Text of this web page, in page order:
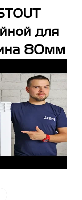
для
80мм